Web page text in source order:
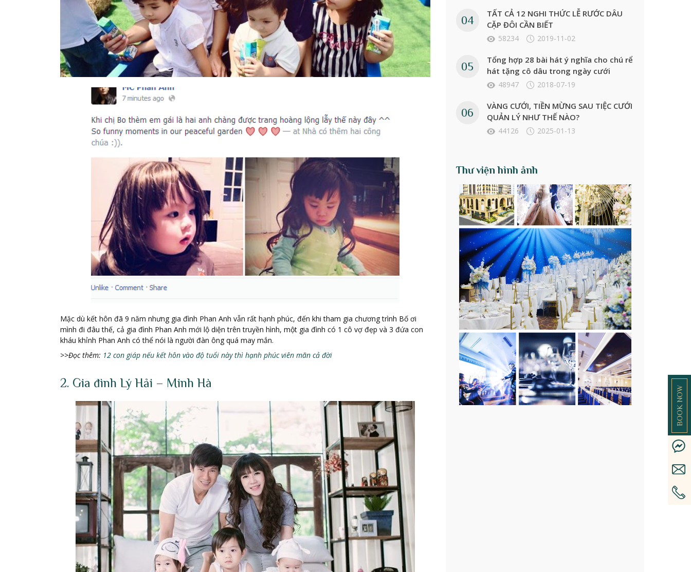
Mặc dù kết hôn đã 9 năm nhưng gia đình Phan Anh vẫn rất hạnh phúc, đến khi tham gia chương trình Bố ơi
mình đi đâu thế, cả gia đình Phan Anh mới lộ diện trên truyền hình, một gia đình có 1 cô vợ đẹp và 3 đứa con
kháu khỉnh Phan Anh có thể nói là người đàn ông quá may mắn.
>>Đọc thêm: 12 con giáp nếu kết hôn vào độ tuổi này thì hạnh phúc viên mãn cả đời
2. Gia đình Lý Hải – Minh Hà
TẤT CẢ 12 NGHI THỨC LỄ RƯỚC DÂU
CẶP ĐÔI CẦN BIẾT
58234 2019-11-02
Tổng hợp 28 bài hát ý nghĩa cho chú rể
hát tặng cô dâu trong ngày cưới
48947 2018-07-19
VÀNG CƯỚI, TIỀN MỪNG SAU TIỆC CƯỚI
QUẢN LÝ NHƯ THẾ NÀO?
44126 2025-01-13
Thư viện hình ảnh
BOOK NOW